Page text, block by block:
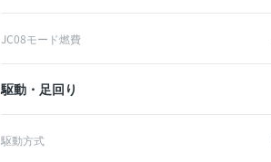
JC08モード燃費
駆動・足回り
駆動方式